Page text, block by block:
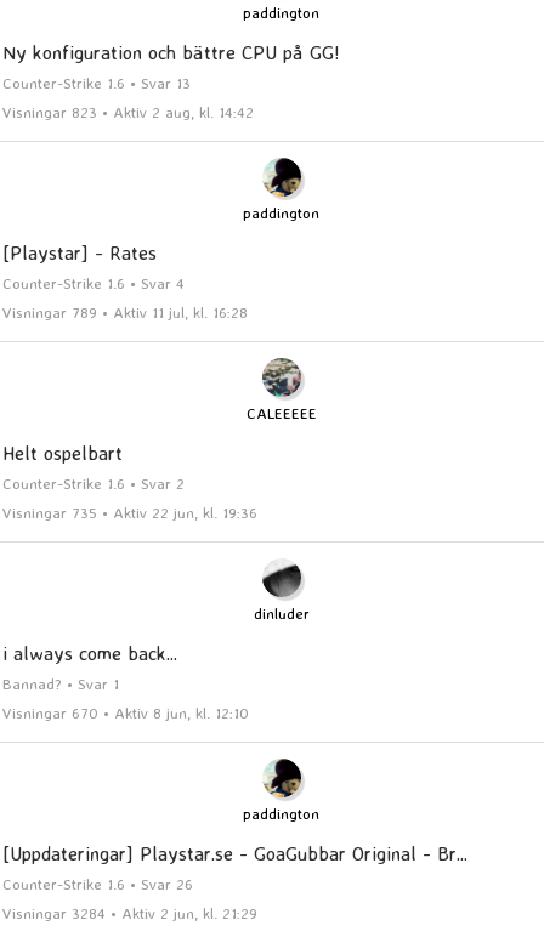
paddington
Ny konfiguration och bättre CPU på GG!
Counter-Strike 1.6 • Svar 13
Visningar 823 • Aktiv 2 aug, kl. 14:42
paddington
[Playstar] - Rates
Counter-Strike 1.6 • Svar 4
Visningar 789 • Aktiv 11 jul, kl. 16:28
CALEEEEE
Helt ospelbart
Counter-Strike 1.6 • Svar 2
Visningar 735 • Aktiv 22 jun, kl. 19:36
dinluder
i always come back...
Bannad? • Svar 1
Visningar 670 • Aktiv 8 jun, kl. 12:10
paddington
[Uppdateringar] Playstar.se - GoaGubbar Original - Br...
Counter-Strike 1.6 • Svar 26
Visningar 3284 • Aktiv 2 jun, kl. 21:29